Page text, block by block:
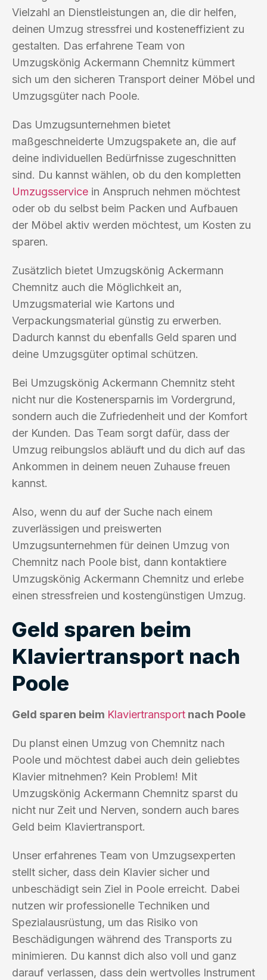
Vielzahl an Dienstleistungen an, die dir helfen,
deinen Umzug stressfrei und kosteneffizient zu
gestalten. Das erfahrene Team von
Umzugskönig Ackermann Chemnitz kümmert
sich um den sicheren Transport deiner Möbel und
Umzugsgüter nach Poole.
Das Umzugsunternehmen bietet
maßgeschneiderte Umzugspakete an, die auf
deine individuellen Bedürfnisse zugeschnitten
sind. Du kannst wählen, ob du den kompletten
Umzugsservice in Anspruch nehmen möchtest
oder ob du selbst beim Packen und Aufbauen
der Möbel aktiv werden möchtest, um Kosten zu
sparen.
Zusätzlich bietet Umzugskönig Ackermann
Chemnitz auch die Möglichkeit an,
Umzugsmaterial wie Kartons und
Verpackungsmaterial günstig zu erwerben.
Dadurch kannst du ebenfalls Geld sparen und
deine Umzugsgüter optimal schützen.
Bei Umzugskönig Ackermann Chemnitz steht
nicht nur die Kostenersparnis im Vordergrund,
sondern auch die Zufriedenheit und der Komfort
der Kunden. Das Team sorgt dafür, dass der
Umzug reibungslos abläuft und du dich auf das
Ankommen in deinem neuen Zuhause freuen
kannst.
Also, wenn du auf der Suche nach einem
zuverlässigen und preiswerten
Umzugsunternehmen für deinen Umzug von
Chemnitz nach Poole bist, dann kontaktiere
Umzugskönig Ackermann Chemnitz und erlebe
einen stressfreien und kostengünstigen Umzug.
Geld sparen beim
Klaviertransport nach
Poole
Geld sparen beim Klaviertransport nach Poole
Du planst einen Umzug von Chemnitz nach
Poole und möchtest dabei auch dein geliebtes
Klavier mitnehmen? Kein Problem! Mit
Umzugskönig Ackermann Chemnitz sparst du
nicht nur Zeit und Nerven, sondern auch bares
Geld beim Klaviertransport.
Unser erfahrenes Team von Umzugsexperten
stellt sicher, dass dein Klavier sicher und
unbeschädigt sein Ziel in Poole erreicht. Dabei
nutzen wir professionelle Techniken und
Spezialausrüstung, um das Risiko von
Beschädigungen während des Transports zu
minimieren. Du kannst dich also voll und ganz
darauf verlassen, dass dein wertvolles Instrument